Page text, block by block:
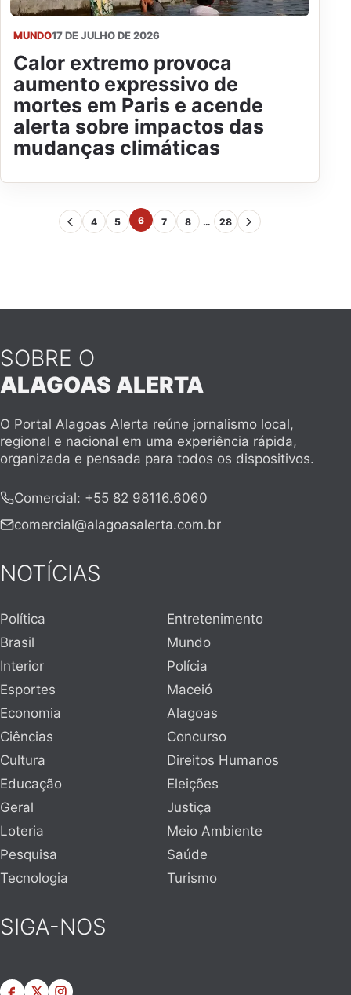
MUNDO17 DE JULHO DE 2026
Calor extremo provoca
aumento expressivo de
mortes em Paris e acende
alerta sobre impactos das
mudanças climáticas
4 5 6 7 8 … 28
SOBRE O
ALAGOAS ALERTA
O Portal Alagoas Alerta reúne jornalismo local,
regional e nacional em uma experiência rápida,
organizada e pensada para todos os dispositivos.
Comercial: +55 82 98116.6060
comercial@alagoasalerta.com.br
NOTÍCIAS
Política
Entretenimento
Brasil
Mundo
Interior
Polícia
Esportes
Maceió
Economia
Alagoas
Ciências
Concurso
Cultura
Direitos Humanos
Educação
Eleições
Geral
Justiça
Loteria
Meio Ambiente
Pesquisa
Saúde
Tecnologia
Turismo
SIGA-NOS